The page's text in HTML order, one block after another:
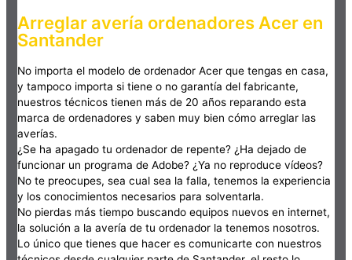
Arreglar avería ordenadores Acer en
Santander
No importa el modelo de ordenador Acer que tengas en casa,
y tampoco importa si tiene o no garantía del fabricante,
nuestros técnicos tienen más de 20 años reparando esta
marca de ordenadores y saben muy bien cómo arreglar las
averías.
¿Se ha apagado tu ordenador de repente? ¿Ha dejado de
funcionar un programa de Adobe? ¿Ya no reproduce vídeos?
No te preocupes, sea cual sea la falla, tenemos la experiencia
y los conocimientos necesarios para solventarla.
No pierdas más tiempo buscando equipos nuevos en internet,
la solución a la avería de tu ordenador la tenemos nosotros.
Lo único que tienes que hacer es comunicarte con nuestros